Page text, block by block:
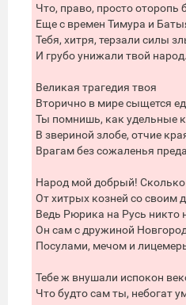
Что, право, просто оторопь
Еще с времен Тимура и
Тебя, хитря, терзали силы
И грубо унижали твой народ.
Великая трагедия твоя
Вторично в мире сыщется
Ты помнишь, как удельные
В звериной злобе, отчие
Врагам без сожаленья
Народ мой добрый! Сколько
От хитрых козней со своим
Ведь Рюрика на Русь никто
Он сам с дружиной
Посулами, мечом и
Тебе ж внушали испокон
Что будто сам ты, небогат